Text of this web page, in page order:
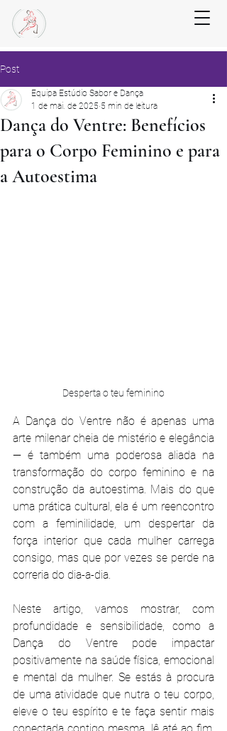
Post
Dança do Ventre: Benefícios
para o Corpo Feminino e para
a Autoestima
Equipa Estúdio Sabor e Dança
1 de mai. de 2025 5 min de leitura
Desperta o teu feminino
A Dança do Ventre não é apenas uma
arte milenar cheia de mistério e elegância
— é também uma poderosa aliada na
transformação do corpo feminino e na
construção da autoestima. Mais do que
uma prática cultural, ela é um reencontro
com a feminilidade, um despertar da
força interior que cada mulher carrega
consigo, mas que por vezes se perde na
correria do dia-a-dia.
Neste artigo, vamos mostrar, com
profundidade e sensibilidade, como a
Dança do Ventre pode impactar
positivamente na saúde física, emocional
e mental da mulher. Se estás à procura
de uma atividade que nutra o teu corpo,
eleve o teu espírito e te faça sentir mais